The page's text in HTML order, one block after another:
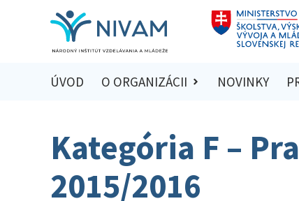
ÚVOD O ORGANIZÁCII NOVINKY
Kategória F –
2015/2016